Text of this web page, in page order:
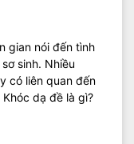
gian nói đến tình
sinh. Nhiều
có liên quan đến
dạ đề là gì?